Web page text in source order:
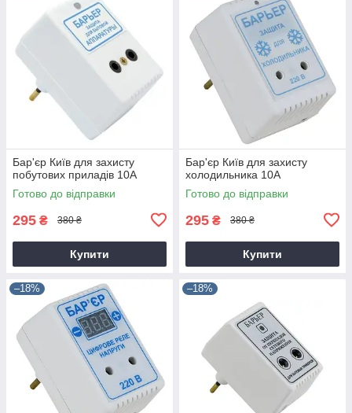
Бар'єр Київ для захисту
побутових приладів 10А
Готово до відправки
295 ₴ 380 ₴
Купити
Бар'єр Київ для захисту
холодильника 10А
Готово до відправки
295 ₴ 380 ₴
Купити
–18% –18%